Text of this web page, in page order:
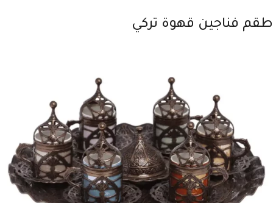
طقم فناجين قهوة تركي